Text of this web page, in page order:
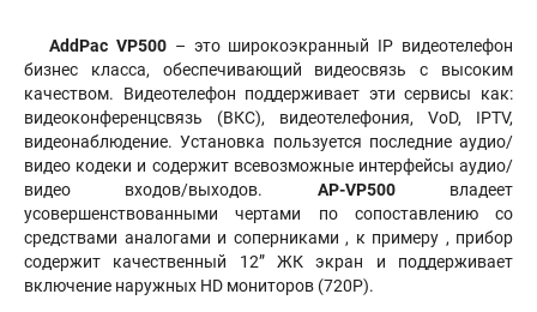
AddPac VP500– это широкоэкранный IP видеотелефон
бизнес класса, обеспечивающий видеосвязь с высоким
качеством. Видеотелефон поддерживает эти сервисы как:
видеоконференцсвязь (ВКС), видеотелефония, VoD, IPTV,
видеонаблюдение. Установка пользуется последние аудио/
видео кодеки и содержит всевозможные интерфейсы аудио/
видео входов/выходов. AP-VP500владеет
усовершенствованными чертами по сопоставлению со
средствами аналогами и соперниками , к примеру , прибор
содержит качественный 12” ЖК экран и поддерживает
включение наружных HD мониторов (720Р).